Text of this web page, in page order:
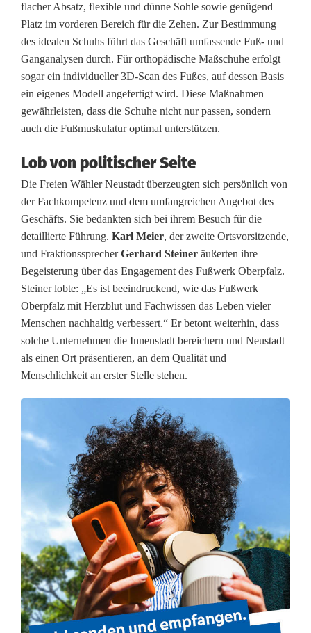
z
:
N
e
u
t
a
d
t
s
Z
e
n
u
f
ü
F
u
ß
flacher Absatz, flexible und dünne Sohle sowie genügend
Platz im vorderen Bereich für die Zehen. Zur Bestimmung
des idealen Schuhs führt das Geschäft umfassende Fuß- und
Ganganalysen durch. Für orthopädische Maßschuhe erfolgt
sogar ein individueller 3D-Scan des Fußes, auf dessen Basis
ein eigenes Modell angefertigt wird. Diese Maßnahmen
gewährleisten, dass die Schuhe nicht nur passen, sondern
auch die Fußmuskulatur optimal unterstützen.
Lob von politischer Seite
Die Freien Wähler Neustadt überzeugten sich persönlich von
der Fachkompetenz und dem umfangreichen Angebot des
Geschäfts. Sie bedankten sich bei ihrem Besuch für die
detaillierte Führung. Karl Meier, der zweite Ortsvorsitzende,
und FraktionssprecherGerhard Steiner äußerten ihre
Begeisterung über das Engagement des Fußwerk Oberpfalz.
Steiner lobte: „Es ist beeindruckend, wie das Fußwerk
Oberpfalz mit Herzblut und Fachwissen das Leben vieler
Menschen nachhaltig verbessert.“ Er betont weiterhin, dass
solche Unternehmen die Innenstadt bereichern und Neustadt
als einen Ort präsentieren, an dem Qualität und
Menschlichkeit an erster Stelle stehen.